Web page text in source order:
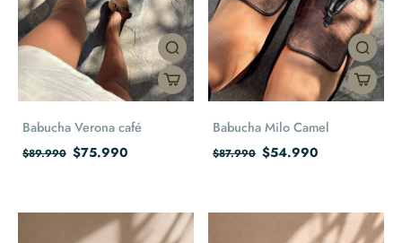
Babucha Verona café
$89.990 $75.990
Babucha Milo Camel
$87.990 $54.990